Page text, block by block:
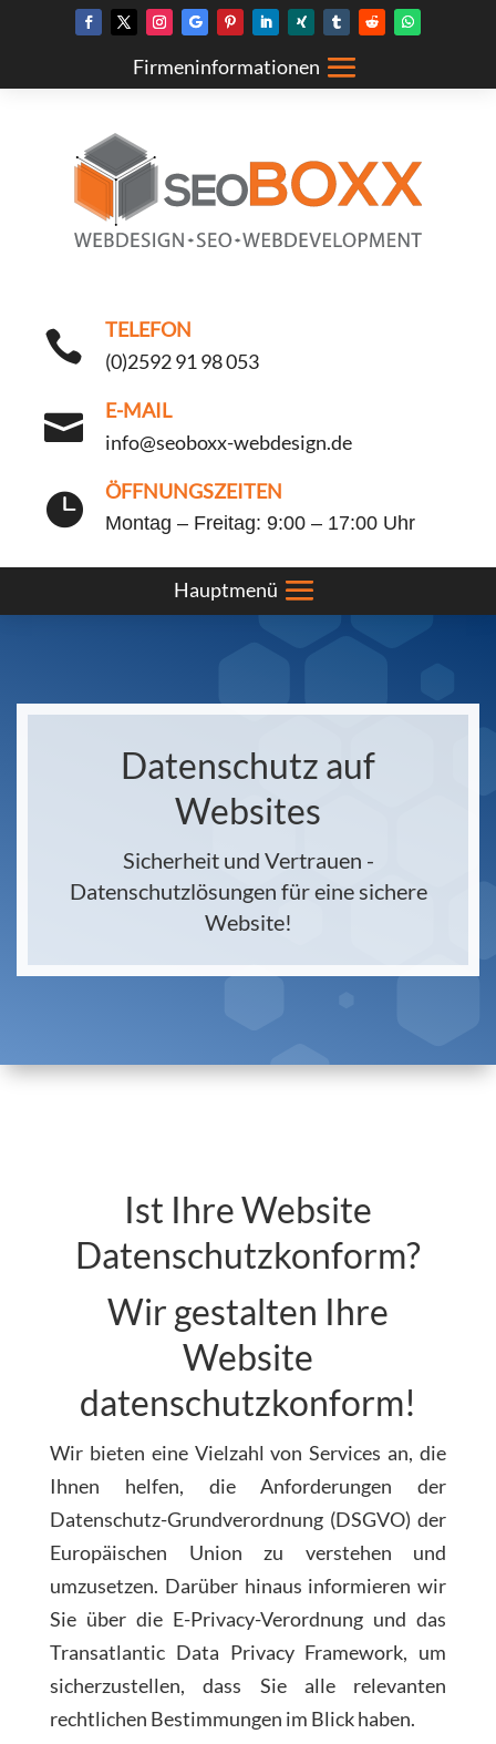

TELEFON
(0)2592 91 98 053

E-MAIL
info@seoboxx-webdesign.de
 ÖFFNUNGSZEITEN
Montag – Freitag: 9:00 – 17:00 Uhr
Datenschutz auf
Websites
Sicherheit und Vertrauen -
Datenschutzlösungen für eine sichere
Website!
Ist Ihre Website
Datenschutzkonform?
Wir gestalten Ihre
Website
datenschutzkonform!
Wir bieten eine Vielzahl von Services an, die
Ihnen helfen, die Anforderungen der
Datenschutz-Grundverordnung (DSGVO) der
Europäischen Union zu verstehen und
umzusetzen. Darüber hinaus informieren wir
Sie über die E-Privacy-Verordnung und das
Transatlantic Data Privacy Framework, um
sicherzustellen, dass Sie alle relevanten
rechtlichen Bestimmungen im Blick haben.